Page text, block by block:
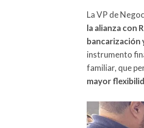
La VP de
la alianza con
bancarización
instrumento
familiar, que
mayor